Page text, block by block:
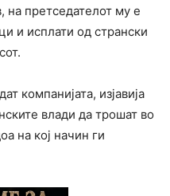
на претседателот му е
и исплати од странски
компанијата, изјавија
влади да трошат во
на кој начин ги